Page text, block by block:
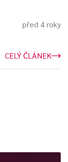
před 4 roky
CELÝ ČLÁNEK